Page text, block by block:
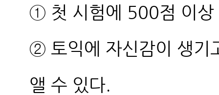
① 첫 시험에 500점 이상
② 토익에 자신감이 생기
앨 수 있다.